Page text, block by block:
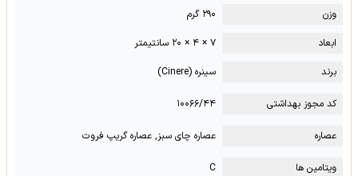
وزن
۲۹۰ گرم
ابعاد
۷ × ۴ × ۲۰ سانتیمتر
برند
سینره (Cinere)
کد مجوز بهداشتی ۱۰۰۶۶/۴۴
عصاره عصاره چای سبز, عصاره گریپ فروت
ویتامین ها C